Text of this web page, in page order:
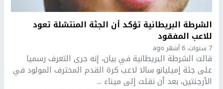
الشرطة البريطانية تؤكد أن الجثة المنتشلة تعود
للاعب المفقود
7 سنوات، 6 أشهر ago
قالت الشرطة البريطانية في بيان، إنه جرى التعرف رسميا
على جثة إميليانو سالا لاعب كرة القدم المحترف المولود في
الأرجنتين، بعد أن نقلت إلى ميناء ...